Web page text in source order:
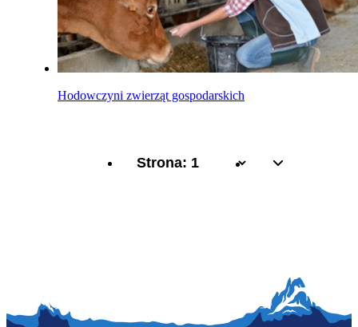
Hodowczyni zwierząt gospodarskich